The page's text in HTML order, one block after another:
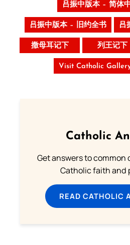
吕振中版本 – 简体
吕振中版本 – 旧约全书 吕
撒母耳记下 列王记下
Visit Catholic
Catholic
Get answers to
Catholic faith and
READ CATHOLIC